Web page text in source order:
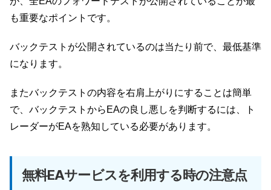
も重要なポイントです。
バックテストが公開されているのは当たり前で、最低基準
になります。
またバックテストの内容を右肩上がりにすることは簡単
で、バックテストからEAの良し悪しを判断するには、ト
レーダーがEAを熟知している必要があります。
無料EAサービスを利用する時の注意点